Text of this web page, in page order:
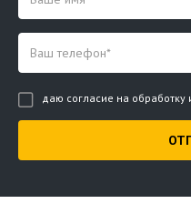
даю согласие на